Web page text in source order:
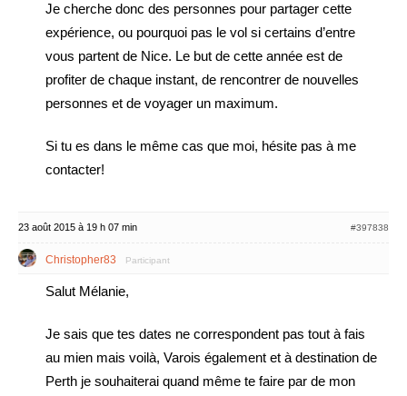
Je cherche donc des personnes pour partager cette
expérience, ou pourquoi pas le vol si certains d’entre
vous partent de Nice. Le but de cette année est de
profiter de chaque instant, de rencontrer de nouvelles
personnes et de voyager un maximum.
Si tu es dans le même cas que moi, hésite pas à me
contacter!
23 août 2015 à 19 h 07 min #397838
Christopher83 Participant
Salut Mélanie,
Je sais que tes dates ne correspondent pas tout à fais
au mien mais voilà, Varois également et à destination de
Perth je souhaiterai quand même te faire par de mon